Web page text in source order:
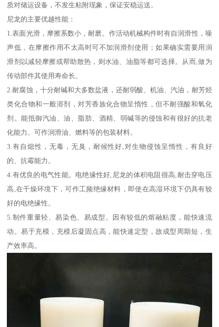
质对储运设备，不发生粘附现象，保证安稳运送。
尼龙的主要优越性能：
1.表面光滑，摩擦系数小，耐磨。作活动机械构件时有自润滑性，噪
声低，在摩擦作用不太高时可不加润滑剂使用；如果确实需要用润
滑剂以减轻摩擦或帮助散热，则水油、油脂等都可选择。从而,做为
传动部件其使用寿命长。
2.耐腐蚀，十分耐碱和大多数盐液，还耐弱酸、机油、汽油，耐芳烃
类化合物和一般溶剂，对芳香族化合物呈惰性，但不耐强酸和氧化
剂。能抵御汽油、油、脂肪、酒精、弱碱等的侵蚀和有很好的抗老
化能力。可作润滑油、燃料等的包装材料。
3.有自熄性，无毒，无臭，耐候性好,对生物侵蚀呈惰性，有良好
的、抗霉能力。
4.有优良的电气性能。电绝缘性好,尼龙的体积电阻很高,耐击穿电压
高,在干燥环境下，可作工频绝缘材料，即使在高湿环境下仍具有较
好的电绝缘性。
5.制件重量轻、易染色、易成型。因有较低的熔融粘度，能快速流
动。易于充模，充模后凝固点高，能快速定型，故成型周期短，生
产效率高。